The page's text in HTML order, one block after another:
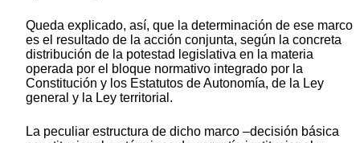
Queda explicado, así, que la determinación de ese marco
es el resultado de la acción conjunta, según la concreta
distribución de la potestad legislativa en la materia
operada por el bloque normativo integrado por la
Constitución y los Estatutos de Autonomía, de la Ley
general y la Ley territorial.
La peculiar estructura de dicho marco –decisión básica